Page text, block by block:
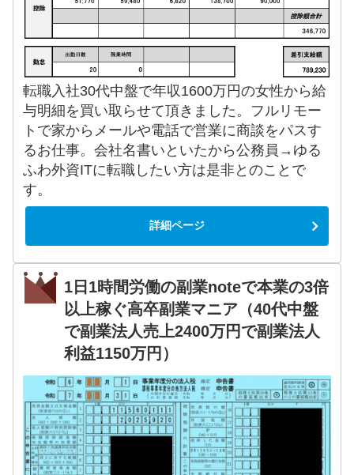
転職入社30代中盤で年収1600万円の女性から給
与明細を買い取らせて頂きました。フルリモー
トで家からメールや電話で営業に商談をパスす
るお仕事。会社名書いといたから公務員→ゆる
ふわ外資ITに転職したい方は是非とのことで
す。
詳細ページ
1日1時間労働の副業noteで本業の3倍
以上稼ぐ高卒副業マニア（40代中盤
で副業法人売上2400万円で副業法人
利益1150万円）